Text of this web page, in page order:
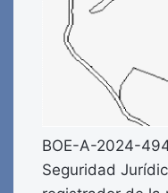
BOE-A-2024-
Seguridad